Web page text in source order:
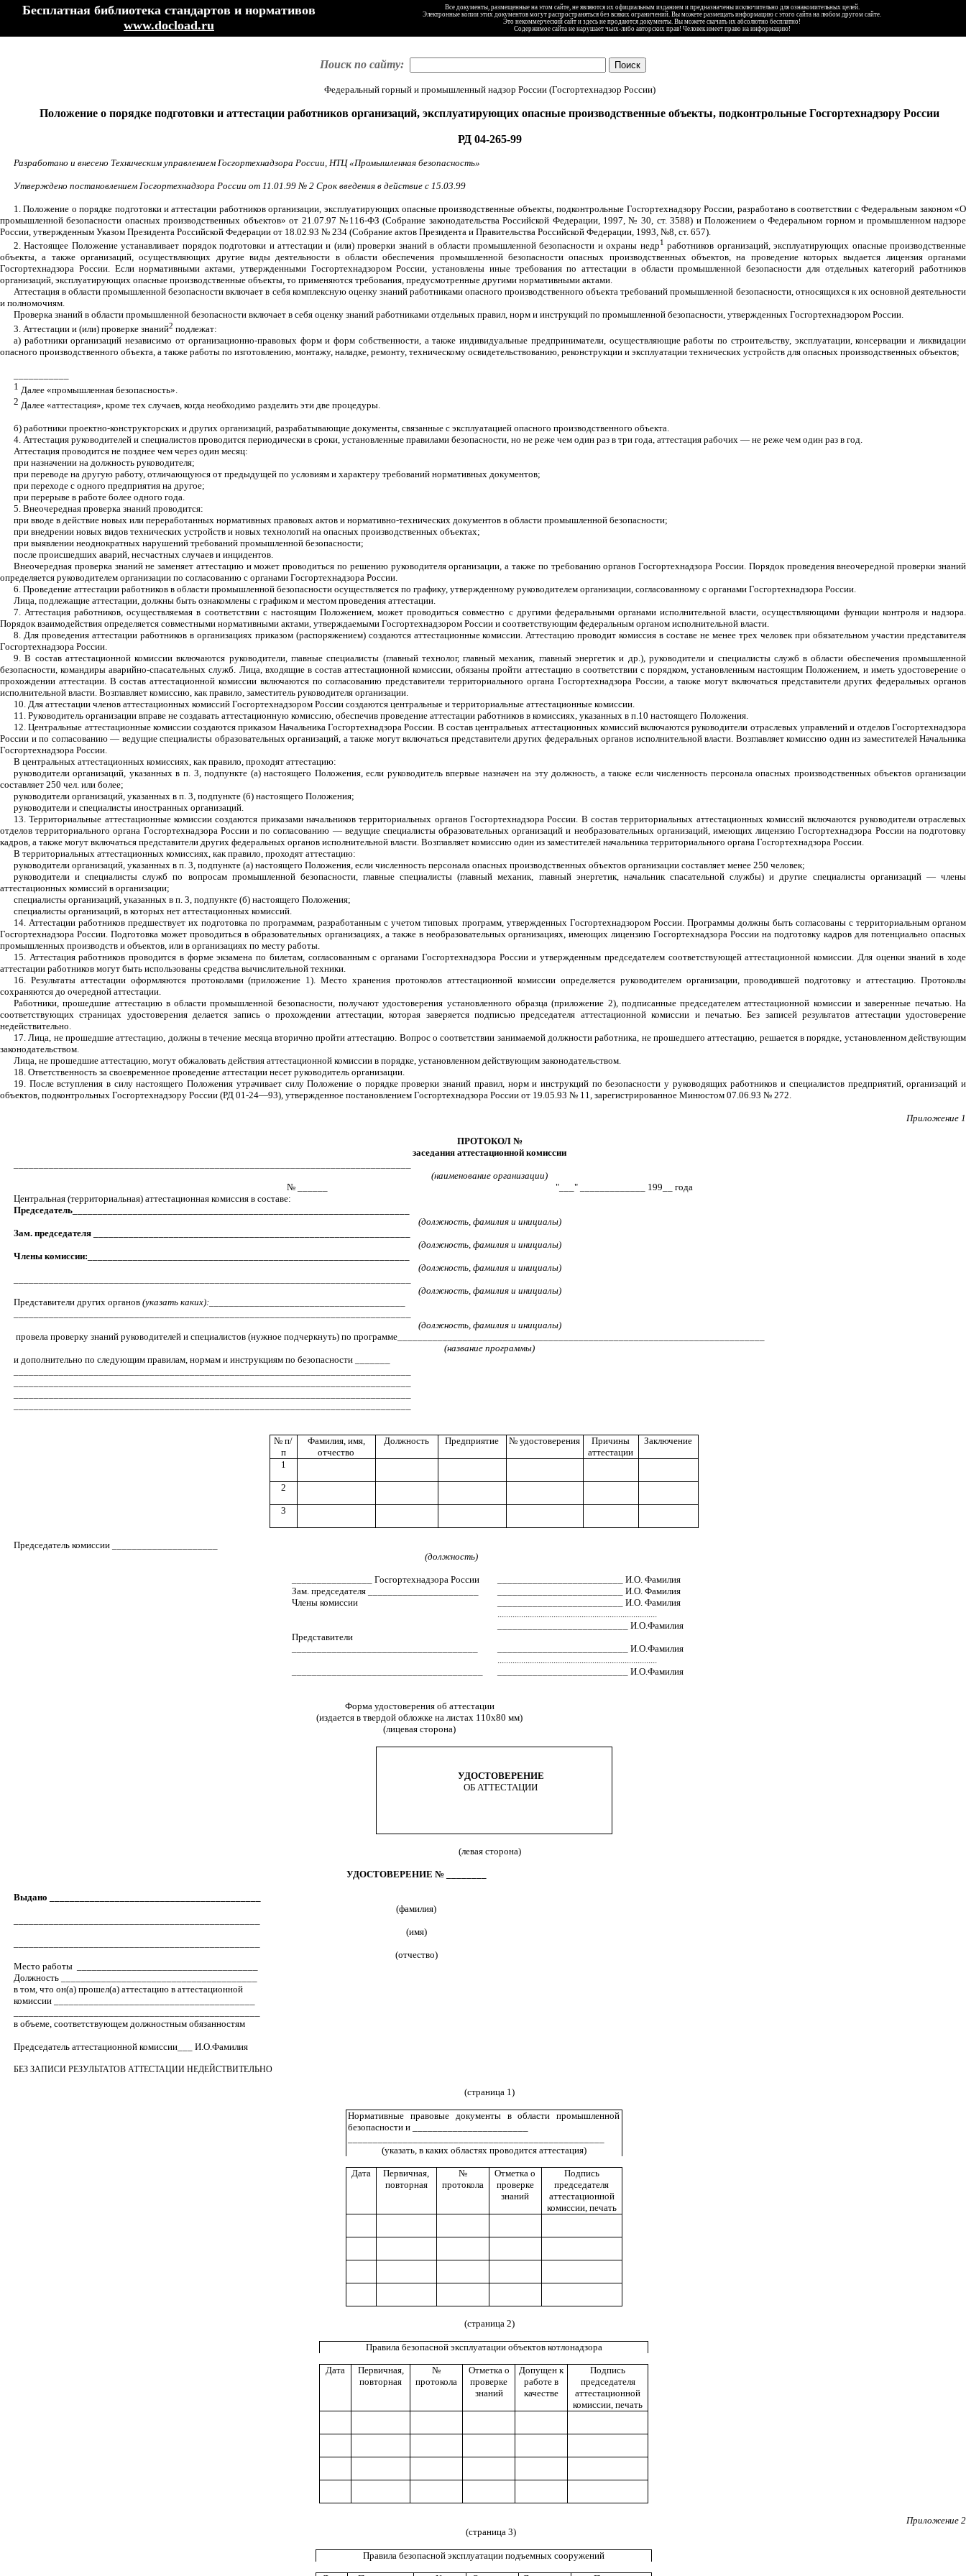
Бесплатная библиотека стандартов и нормативов
www.docload.ru
Все документы, размещенные на этом сайте, не являются их официальным изданием и предназначены исключительно для ознакомительных целей.
Электронные копии этих документов могут распространяться без всяких ограничений. Вы можете размещать информацию с этого сайта на любом другом сайте.
Это некоммерческий сайт и здесь не продаются документы. Вы можете скачать их абсолютно бесплатно!
Содержимое сайта не нарушает чьих-либо авторских прав! Человек имеет право на информацию!
Поиск по сайту:
Федеральный горный и промышленный надзор России (Госгортехнадзор России)
Положение о порядке подготовки и аттестации работников организаций, эксплуатирующих опасные производственные объекты, подконтрольные Госгортехнадзору России
РД 04-265-99
Разработано и внесено Техническим управлением Госгортехнадзора России, НТЦ «Промышленная безопасность»
Утверждено постановлением Госгортехнадзора России от 11.01.99 № 2 Срок введения в действие с 15.03.99
1. Положение о порядке подготовки и аттестации работников организации, эксплуатирующих опасные производственные объекты, подконтрольные Госгортехнадзору России, разработано в соответствии с Федеральным законом «О
промышленной безопасности опасных производственных объектов» от 21.07.97 №116-ФЗ (Собрание законодательства Российской Федерации, 1997, № 30, ст. 3588) и Положением о Федеральном горном и промышленном надзоре
России, утвержденным Указом Президента Российской Федерации от 18.02.93 № 234 (Собрание актов Президента и Правительства Российской Федерации, 1993, №8, ст. 657).
2. Настоящее Положение устанавливает порядок подготовки и аттестации и (или) проверки знаний в области промышленной безопасности и охраны недр1 работников организаций, эксплуатирующих опасные производственные
объекты, а также организаций, осуществляющих другие виды деятельности в области обеспечения промышленной безопасности опасных производственных объектов, на проведение которых выдается лицензия органами
Госгортехнадзора России. Если нормативными актами, утвержденными Госгортехнадзором России, установлены иные требования по аттестации в области промышленной безопасности для отдельных категорий работников
организаций, эксплуатирующих опасные производственные объекты, то применяются требования, предусмотренные другими нормативными актами.
Аттестация в области промышленной безопасности включает в себя комплексную оценку знаний работниками опасного производственного объекта требований промышленной безопасности, относящихся к их основной деятельности
и полномочиям.
Проверка знаний в области промышленной безопасности включает в себя оценку знаний работниками отдельных правил, норм и инструкций по промышленной безопасности, утвержденных Госгортехнадзором России.
3. Аттестации и (или) проверке знаний2 подлежат:
а) работники организаций независимо от организационно-правовых форм и форм собственности, а также индивидуальные предприниматели, осуществляющие работы по строительству, эксплуатации, консервации и ликвидации
опасного производственного объекта, а также работы по изготовлению, монтажу, наладке, ремонту, техническому освидетельствованию, реконструкции и эксплуатации технических устройств для опасных производственных объектов;
1 Далее «промышленная безопасность».
2 Далее «аттестация», кроме тех случаев, когда необходимо разделить эти две процедуры.
б) работники проектно-конструкторских и других организаций, разрабатывающие документы, связанные с эксплуатацией опасного производственного объекта.
4. Аттестация руководителей и специалистов проводится периодически в сроки, установленные правилами безопасности, но не реже чем один раз в три года, аттестация рабочих — не реже чем один раз в год.
Аттестация проводится не позднее чем через один месяц:
при назначении на должность руководителя;
при переводе на другую работу, отличающуюся от предыдущей по условиям и характеру требований нормативных документов;
при переходе с одного предприятия на другое;
при перерыве в работе более одного года.
5. Внеочередная проверка знаний проводится:
при вводе в действие новых или переработанных нормативных правовых актов и нормативно-технических документов в области промышленной безопасности;
при внедрении новых видов технических устройств и новых технологий на опасных производственных объектах;
при выявлении неоднократных нарушений требований промышленной безопасности;
после происшедших аварий, несчастных случаев и инцидентов.
Внеочередная проверка знаний не заменяет аттестацию и может проводиться по решению руководителя организации, а также по требованию органов Госгортехнадзора России. Порядок проведения внеочередной проверки знаний
определяется руководителем организации по согласованию с органами Госгортехнадзора России.
6. Проведение аттестации работников в области промышленной безопасности осуществляется по графику, утвержденному руководителем организации, согласованному с органами Госгортехнадзора России.
Лица, подлежащие аттестации, должны быть ознакомлены с графиком и местом проведения аттестации.
7. Аттестация работников, осуществляемая в соответствии с настоящим Положением, может проводиться совместно с другими федеральными органами исполнительной власти, осуществляющими функции контроля и надзора.
Порядок взаимодействия определяется совместными нормативными актами, утверждаемыми Госгортехнадзором России и соответствующим федеральным органом исполнительной власти.
8. Для проведения аттестации работников в организациях приказом (распоряжением) создаются аттестационные комиссии. Аттестацию проводит комиссия в составе не менее трех человек при обязательном участии представителя
Госгортехнадзора России.
9. В состав аттестационной комиссии включаются руководители, главные специалисты (главный технолог, главный механик, главный энергетик и др.), руководители и специалисты служб в области обеспечения промышленной
безопасности, командиры аварийно-спасательных служб. Лица, входящие в состав аттестационной комиссии, обязаны пройти аттестацию в соответствии с порядком, установленным настоящим Положением, и иметь удостоверение о
прохождении аттестации. В состав аттестационной комиссии включаются по согласованию представители территориального органа Госгортехнадзора России, а также могут включаться представители других федеральных органов
исполнительной власти. Возглавляет комиссию, как правило, заместитель руководителя организации.
10. Для аттестации членов аттестационных комиссий Госгортехнадзором России создаются центральные и территориальные аттестационные комиссии.
11. Руководитель организации вправе не создавать аттестационную комиссию, обеспечив проведение аттестации работников в комиссиях, указанных в п.10 настоящего Положения.
12. Центральные аттестационные комиссии создаются приказом Начальника Госгортехнадзора России. В состав центральных аттестационных комиссий включаются руководители отраслевых управлений и отделов Госгортехнадзора
России и по согласованию — ведущие специалисты образовательных организаций, а также могут включаться представители других федеральных органов исполнительной власти. Возглавляет комиссию один из заместителей Начальника
Госгортехнадзора России.
В центральных аттестационных комиссиях, как правило, проходят аттестацию:
руководители организаций, указанных в п. 3, подпункте (а) настоящего Положения, если руководитель впервые назначен на эту должность, а также если численность персонала опасных производственных объектов организации
составляет 250 чел. или более;
руководители организаций, указанных в п. 3, подпункте (б) настоящего Положения;
руководители и специалисты иностранных организаций.
13. Территориальные аттестационные комиссии создаются приказами начальников территориальных органов Госгортехнадзора России. В состав территориальных аттестационных комиссий включаются руководители отраслевых
отделов территориального органа Госгортехнадзора России и по согласованию — ведущие специалисты образовательных организаций и необразовательных организаций, имеющих лицензию Госгортехнадзора России на подготовку
кадров, а также могут включаться представители других федеральных органов исполнительной власти. Возглавляет комиссию один из заместителей начальника территориального органа Госгортехнадзора России.
В территориальных аттестационных комиссиях, как правило, проходят аттестацию:
руководители организаций, указанных в п. 3, подпункте (а) настоящего Положения, если численность персонала опасных производственных объектов организации составляет менее 250 человек;
руководители и специалисты служб по вопросам промышленной безопасности, главные специалисты (главный механик, главный энергетик, начальник спасательной службы) и другие специалисты организаций — члены
аттестационных комиссий в организации;
специалисты организаций, указанных в п. 3, подпункте (б) настоящего Положения;
специалисты организаций, в которых нет аттестационных комиссий.
14. Аттестации работников предшествует их подготовка по программам, разработанным с учетом типовых программ, утвержденных Госгортехнадзором России. Программы должны быть согласованы с территориальным органом
Госгортехнадзора России. Подготовка может проводиться в образовательных организациях, а также в необразовательных организациях, имеющих лицензию Госгортехнадзора России на подготовку кадров для потенциально опасных
промышленных производств и объектов, или в организациях по месту работы.
15. Аттестация работников проводится в форме экзамена по билетам, согласованным с органами Госгортехнадзора России и утвержденным председателем соответствующей аттестационной комиссии. Для оценки знаний в ходе
аттестации работников могут быть использованы средства вычислительной техники.
16. Результаты аттестации оформляются протоколами (приложение 1). Место хранения протоколов аттестационной комиссии определяется руководителем организации, проводившей подготовку и аттестацию. Протоколы
сохраняются до очередной аттестации.
Работники, прошедшие аттестацию в области промышленной безопасности, получают удостоверения установленного образца (приложение 2), подписанные председателем аттестационной комиссии и заверенные печатью. На
соответствующих страницах удостоверения делается запись о прохождении аттестации, которая заверяется подписью председателя аттестационной комиссии и печатью. Без записей результатов аттестации удостоверение
недействительно.
17. Лица, не прошедшие аттестацию, должны в течение месяца вторично пройти аттестацию. Вопрос о соответствии занимаемой должности работника, не прошедшего аттестацию, решается в порядке, установленном действующим
законодательством.
Лица, не прошедшие аттестацию, могут обжаловать действия аттестационной комиссии в порядке, установленном действующим законодательством.
18. Ответственность за своевременное проведение аттестации несет руководитель организации.
19. После вступления в силу настоящего Положения утрачивает силу Положение о порядке проверки знаний правил, норм и инструкций по безопасности у руководящих работников и специалистов предприятий, организаций и
объектов, подконтрольных Госгортехнадзору России (РД 01-24—93), утвержденное постановлением Госгортехнадзора России от 19.05.93 № 11, зарегистрированное Минюстом 07.06.93 № 272.
Приложение 1
ПРОТОКОЛ №
заседания аттестационной комиссии
(наименование организации)
№ ______
"___" _____________ 199__ года
Центральная (территориальная) аттестационная комиссия в составе:
Председатель___________________________________________________________________
(должность, фамилия и инициалы)
Зам. председателя _______________________________________________________________
(должность, фамилия и инициалы)
Члены комиссии:________________________________________________________________
(должность, фамилия и инициалы)
(должность, фамилия и инициалы)
Представители других органов (указать каких):_______________________________________
(должность, фамилия и инициалы)
провела проверку знаний руководителей и специалистов (нужное подчеркнуть) по программе_________________________________________________________________________
(название программы)
и дополнительно по следующим правилам, нормам и инструкциям по безопасности _______
№ п/
п
Фамилия, имя,
отчество
Должность Предприятие № удостоверения
Причины
аттестации
Заключение
1
2
3
Председатель комиссии _____________________
(должность)
________________Госгортехнадзора России
_________________________ И.О. Фамилия
Зам. председателя ______________________
_________________________ И.О. Фамилия
Члены комиссии
_________________________ И.О. Фамилия
__________________________ И.О.Фамилия
Представители
__________________________ И.О.Фамилия
__________________________ И.О.Фамилия
Форма удостоверения об аттестации
(издается в твердой обложке на листах 110х80 мм)
(лицевая сторона)
УДОСТОВЕРЕНИЕ
ОБ АТТЕСТАЦИИ
(левая сторона)
УДОСТОВЕРЕНИЕ № ________
Выдано __________________________________________
(фамилия)
(имя)
(отчество)
Место работы
Должность _______________________________________
в том, что он(а) прошел(а) аттестацию в аттестационной
комиссии ________________________________________
в объеме, соответствующем должностным обязанностям
Председатель аттестационной комиссии___ И.О.Фамилия
БЕЗ ЗАПИСИ РЕЗУЛЬТАТОВ АТТЕСТАЦИИ НЕДЕЙСТВИТЕЛЬНО
(страница 1)
Нормативные правовые документы в области промышленной
безопасности и _______________________
(указать, в каких областях проводится аттестация)
Дата
Первичная,
повторная
№
протокола
Отметка о
проверке
знаний
Подпись
председателя
аттестационной
комиссии, печать
(страница 2)
Правила безопасной эксплуатации объектов котлонадзора
Дата
Первичная,
повторная
№
протокола
Отметка о
проверке
знаний
Допущен к
работе в
качестве
Подпись
председателя
аттестационной
комиссии, печать
Приложение 2
(страница 3)
Правила безопасной эксплуатации подъемных сооружений